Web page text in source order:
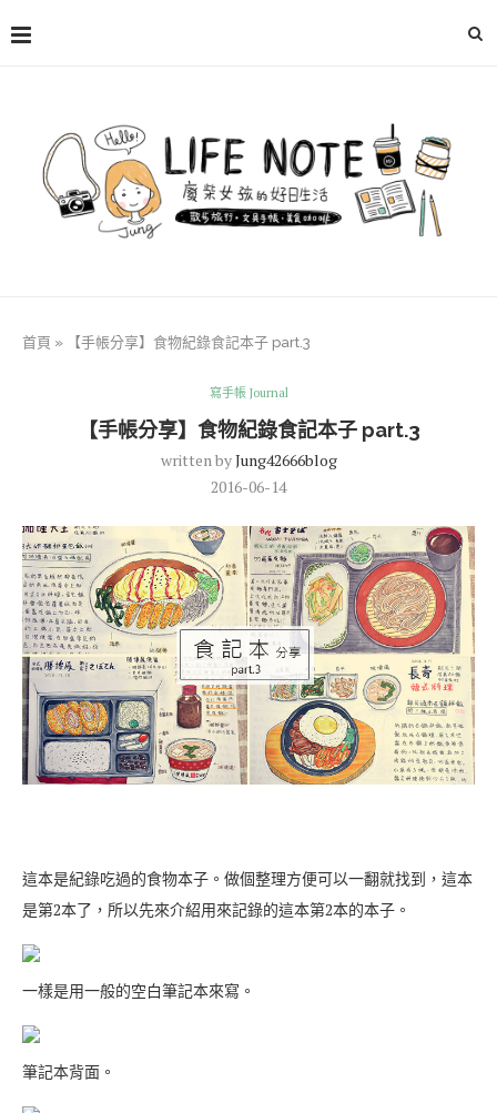
首頁 » 【手帳分享】食物紀錄食記本子 part.3
寫手帳 Journal
【手帳分享】食物紀錄食記本子 part.3
written byJung42666blog
2016-06-14
這本是紀錄吃過的食物本子。做個整理方便可以一翻就找到，這本
是第2本了，所以先來介紹用來記錄的這本第2本的本子。
一樣是用一般的空白筆記本來寫。
筆記本背面。